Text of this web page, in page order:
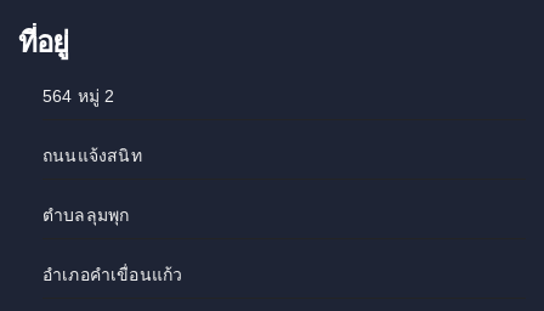
ที่อยู่
564 หมู่ 2
ถนนแจ้งสนิท
ตำบลลุมพุก
อำเภอคำเขื่อนแก้ว